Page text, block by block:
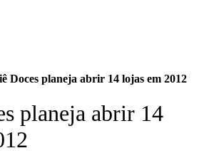
Doces planeja abrir 14 lojas em 2012
planeja abrir 14